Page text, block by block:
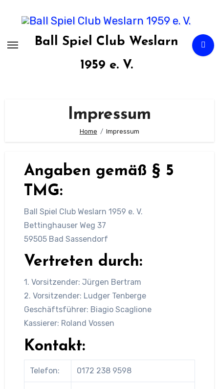
Ball Spiel Club Weslarn
1959 e. V.
Impressum
Home Impressum
Angaben gemäß § 5
TMG:
Ball Spiel Club Weslarn 1959 e. V.
Bettinghauser Weg 37
59505 Bad Sassendorf
Vertreten durch:
1. Vorsitzender: Jürgen Bertram
2. Vorsitzender: Ludger Tenberge
Geschäftsführer: Biagio Scaglione
Kassierer: Roland Vossen
Kontakt:
Telefon: 0172 238 9598